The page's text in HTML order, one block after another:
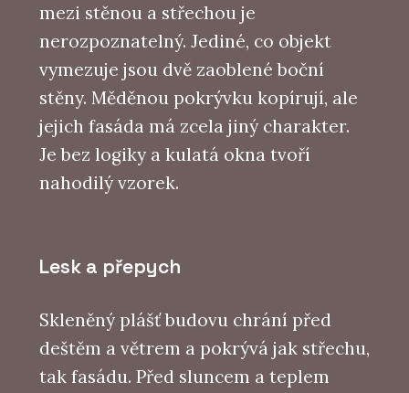
mezi stěnou a střechou je
nerozpoznatelný. Jediné, co objekt
vymezuje jsou dvě zaoblené boční
stěny. Měděnou pokrývku kopírují, ale
jejich fasáda má zcela jiný charakter.
Je bez logiky a kulatá okna tvoří
nahodilý vzorek.
Lesk a přepych
Skleněný plášť budovu chrání před
deštěm a větrem a pokrývá jak střechu,
tak fasádu. Před sluncem a teplem